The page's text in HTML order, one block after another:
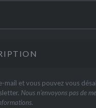
mail et vous pouvez vous
Nous n’envoyons pas de